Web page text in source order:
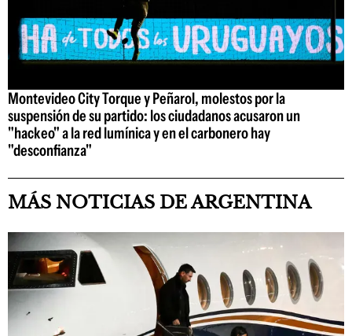
Montevideo City Torque y Peñarol, molestos por la
suspensión de su partido: los ciudadanos acusaron un
"hackeo" a la red lumínica y en el carbonero hay
"desconfianza"
MÁS NOTICIAS DE ARGENTINA